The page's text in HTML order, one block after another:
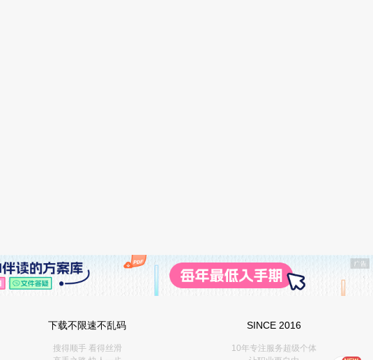
下载不限速不乱码
搜得顺手 看得丝滑
SINCE 2016
10年专注服务超级个体